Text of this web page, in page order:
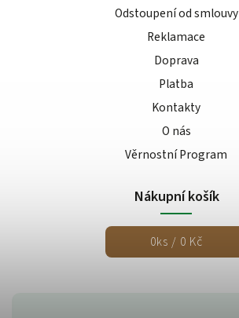
Odstoupení od smlouvy
Reklamace
Doprava
Platba
Kontakty
O nás
Věrnostní Program
Nákupní košík
0ks / 0 Kč